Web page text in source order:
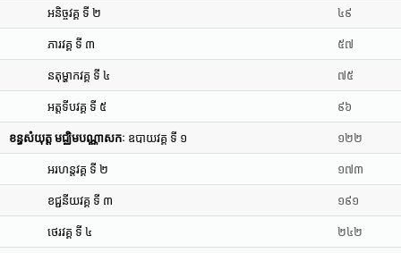
អនិច្ចវគ្គ ទី ២ ៤៩
ភារវគ្គ ទី ៣ ៥៧
នតុម្ហាកវគ្គ ទី ៤ ៧៥
អត្តទីបវគ្គ ទី ៥ ៩៦
ខន្ធសំយុត្ត មជ្ឈិមបណ្ណាសកៈ ឧបាយវគ្គ ទី ១ ១២២
អរហន្តវគ្គ ទី ២ ១៧៣
ខជ្ជនីយវគ្គ ទី ៣ ១៩១
ថេរវគ្គ ទី ៤ ២៤២